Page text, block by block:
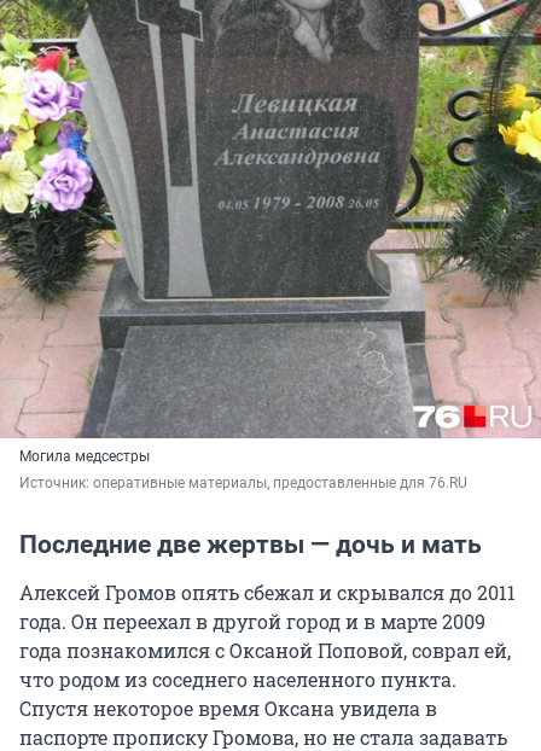
Могила медсестры
Источник: оперативные материалы, предоставленные для 76.RU
Последние две жертвы — дочь и мать
Алексей Громов опять сбежал и скрывался до 2011
года. Он переехал в другой город и в марте 2009
года познакомился с Оксаной Поповой, соврал ей,
что родом из соседнего населенного пункта.
Спустя некоторое время Оксана увидела в
паспорте прописку Громова, но не стала задавать